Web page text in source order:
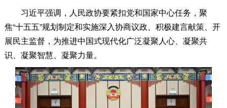
习近平强调，人民政协要紧扣党和国家中心任务，聚
焦“十五五”规划制定和实施深入协商议政、积极建言献策、开
展民主监督，为推进中国式现代化广泛凝聚人心、凝聚共
识、凝聚智慧、凝聚力量。